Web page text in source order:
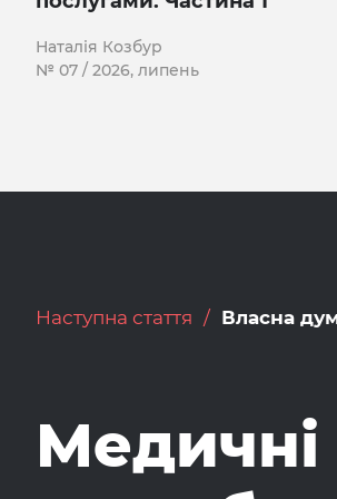
Наталія Козбур
№ 07 / 2026, липень
Наступна стаття Власна
Медичні